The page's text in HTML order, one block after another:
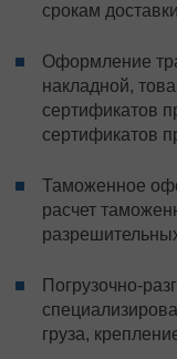
срокам
Оформление
накладной,
сертификатов
сертификатов
Таможенное
расчет
Погрузочно-
груза,